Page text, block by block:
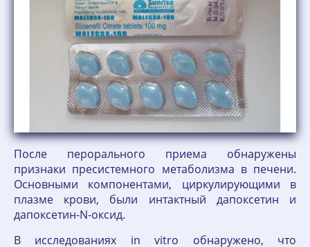
После перорального приема обнаружены
признаки пресистемного метаболизма в печени.
Основными компонентами, циркулирующими в
плазме крови, были интактный дапоксетин и
дапоксетин-N-оксид.
В исследованиях in vitro обнаружено, что